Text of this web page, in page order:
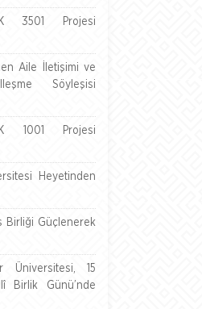
3501 Projesi
Aile İletişimi ve
Söyleşisi
1001 Projesi
Heyetinden
Birliği Güçlenerek
Üniversitesi, 15
Birlik Günü’nde